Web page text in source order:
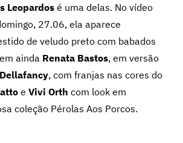
Leopardosé uma delas. No vídeo
27.06, ela aparece
de veludo preto com babados
ainda Renata Bastos, em versão
, com franjas nas cores do
e Vivi Orth com look em
coleção Pérolas Aos Porcos.